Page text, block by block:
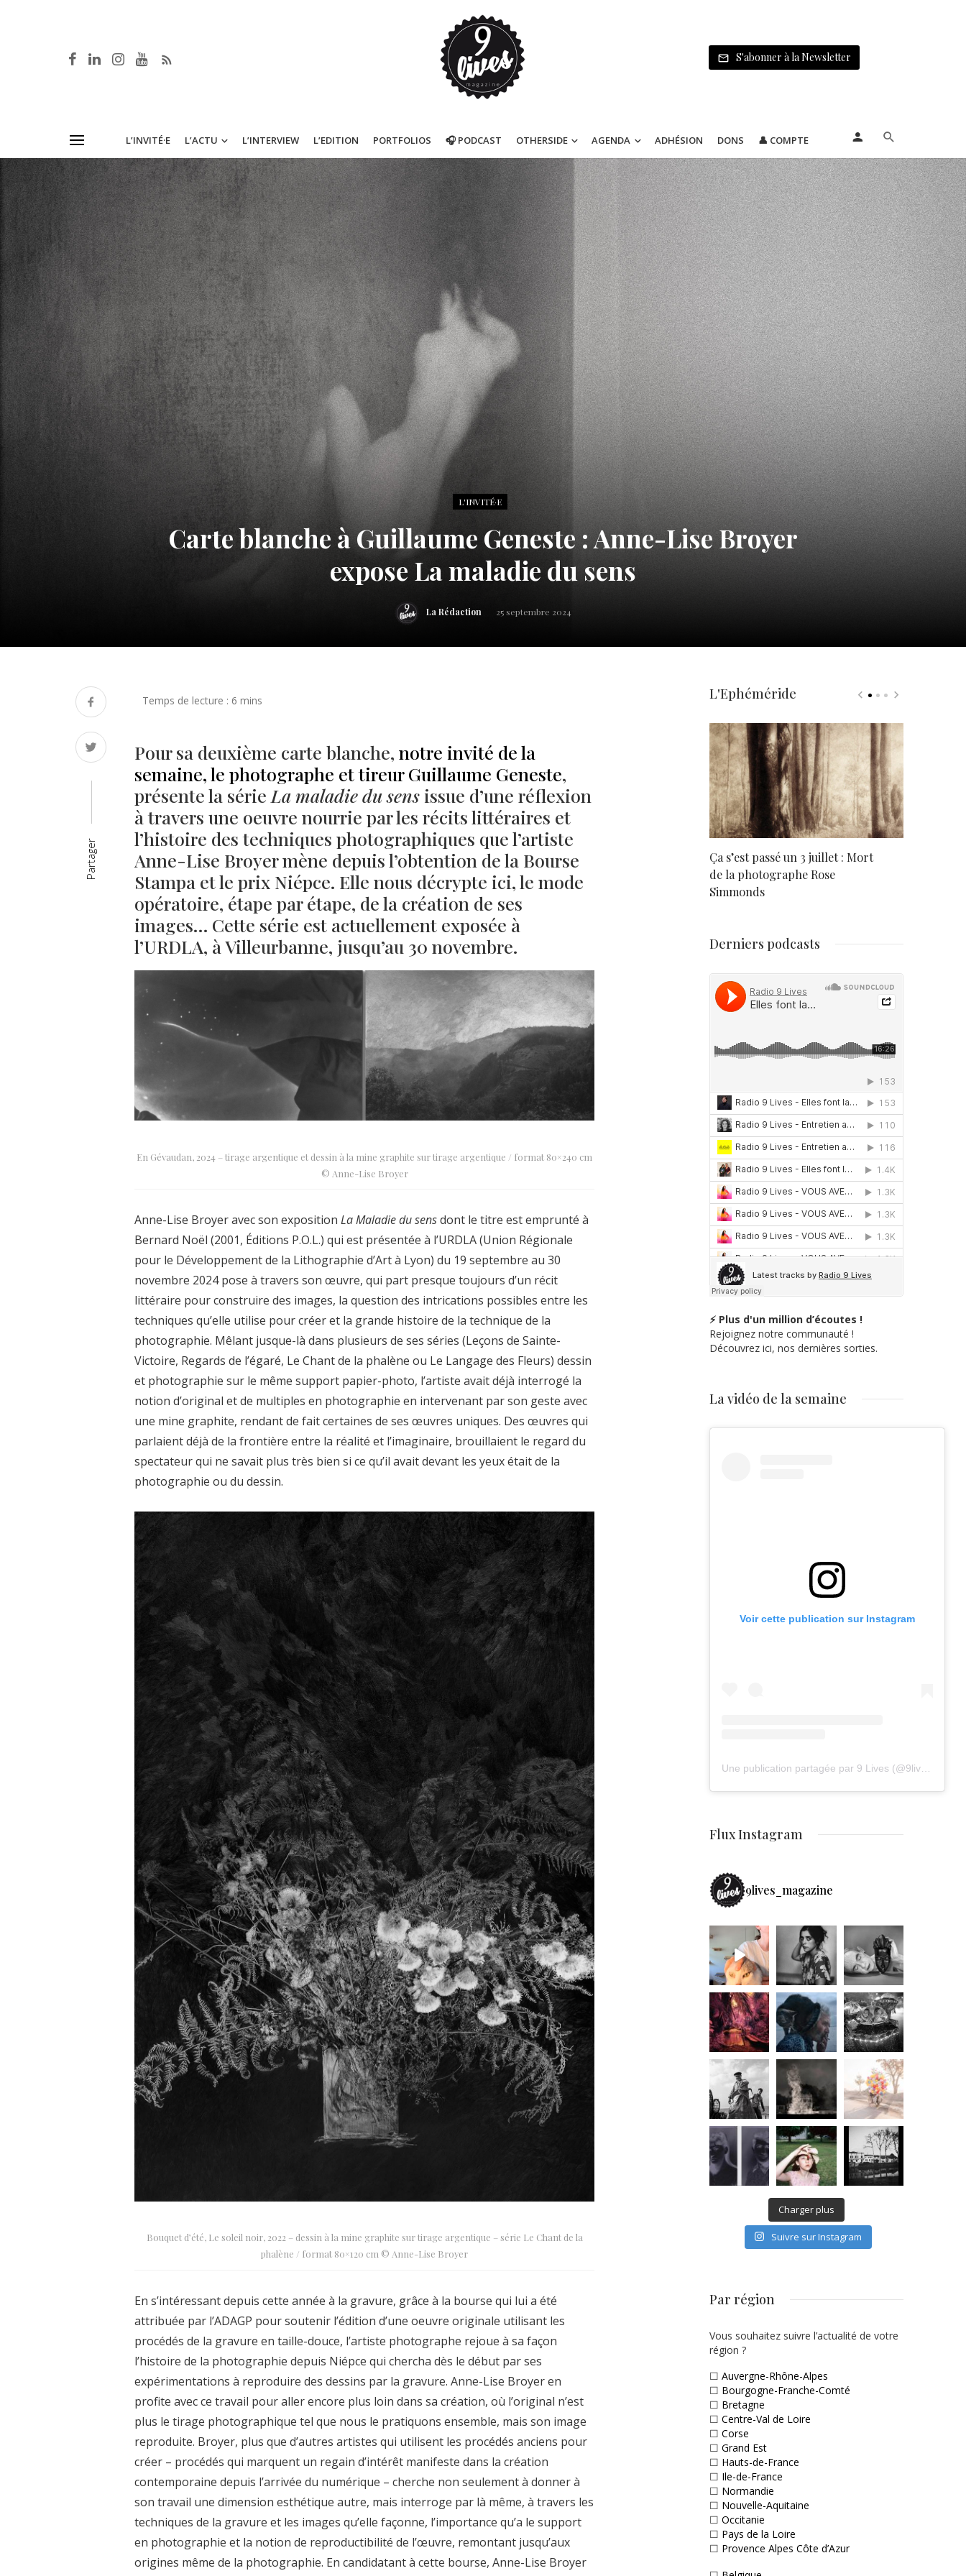
S'abonner à la Newsletter
L’INVITÉ·E L’ACTU L’INTERVIEW L’EDITION PORTFOLIOS 🎧 PODCAST OTHERSIDE AGENDA ADHÉSION DONS 👤 COMPTE
L'INVITÉ·E
Carte blanche à Guillaume Geneste : Anne-Lise Broyer
expose La maladie du sens
La Rédaction 25 septembre 2024
Partager
Pour sa deuxième carte blanche, notre invité de la
semaine, le photographe et tireur Guillaume Geneste,
présente la série La maladie du sens issue d’une réflexion
à travers une oeuvre nourrie par les récits littéraires et
l’histoire des techniques photographiques que l’artiste
Anne-Lise Broyer mène depuis l’obtention de la Bourse
Stampa et le prix Niépce. Elle nous décrypte ici, le mode
opératoire, étape par étape, de la création de ses
images… Cette série est actuellement exposée à
l’URDLA, à Villeurbanne, jusqu’au 30 novembre.
En Gévaudan, 2024 – tirage argentique et dessin à la mine graphite sur tirage argentique / format 80×240 cm
© Anne-Lise Broyer
Anne-Lise Broyer avec son exposition La Maladie du sensdont le titre est emprunté à
Bernard Noël (2001, Éditions P.O.L.) qui est présentée à l’URDLA (Union Régionale
pour le Développement de la Lithographie d’Art à Lyon) du 19 septembre au 30
novembre 2024 pose à travers son œuvre, qui part presque toujours d’un récit
littéraire pour construire des images, la question des intrications possibles entre les
techniques qu’elle utilise pour créer et la grande histoire de la technique de la
photographie. Mêlant jusque-là dans plusieurs de ses séries (Leçons de Sainte-
Victoire, Regards de l’égaré, Le Chant de la phalène ou Le Langage des Fleurs) dessin
et photographie sur le même support papier-photo, l’artiste avait déjà interrogé la
notion d’original et de multiples en photographie en intervenant par son geste avec
une mine graphite, rendant de fait certaines de ses œuvres uniques. Des œuvres qui
parlaient déjà de la frontière entre la réalité et l’imaginaire, brouillaient le regard du
spectateur qui ne savait plus très bien si ce qu’il avait devant les yeux était de la
photographie ou du dessin.
Bouquet d’été, Le soleil noir, 2022 – dessin à la mine graphite sur tirage argentique – série Le Chant de la
phalène / format 80×120 cm © Anne-Lise Broyer
En s’intéressant depuis cette année à la gravure, grâce à la bourse qui lui a été
attribuée par l’ADAGP pour soutenir l’édition d’une oeuvre originale utilisant les
procédés de la gravure en taille-douce, l’artiste photographe rejoue à sa façon
l’histoire de la photographie depuis Niépce qui chercha dès le début par ses
expérimentations à reproduire des dessins par la gravure. Anne-Lise Broyer en
profite avec ce travail pour aller encore plus loin dans sa création, où l’original n’est
plus le tirage photographique tel que nous le pratiquons ensemble, mais son image
reproduite. Broyer, plus que d’autres artistes qui utilisent les procédés anciens pour
créer – procédés qui marquent un regain d’intérêt manifeste dans la création
contemporaine depuis l’arrivée du numérique – cherche non seulement à donner à
son travail une dimension esthétique autre, mais interroge par là même, à travers les
techniques de la gravure et les images qu’elle façonne, l’importance qu’a le support
en photographie et la notion de reproductibilité de l’œuvre, remontant jusqu’aux
origines même de la photographie. En candidatant à cette bourse, Anne-Lise Broyer
L'Ephéméride
Né un 2 juillet : André Kertész
Né un 1er juillet : Léonard
Misonne
Ça s’est passé un 3 juillet : Mort
de la photographe Rose
Simmonds
Derniers podcasts
⚡ Plus d'un million d’écoutes !
Rejoignez notre communauté !
Découvrez ici, nos dernières sorties.
La vidéo de la semaine
Voir cette publication sur Instagram
Flux Instagram
9lives_magazine
Charger plus
Suivre sur Instagram
Par région
Vous souhaitez suivre l’actualité de votre
région ?
☐ Auvergne-Rhône-Alpes
☐ Bourgogne-Franche-Comté
☐ Bretagne
☐ Centre-Val de Loire
☐ Corse
☐ Grand Est
☐ Hauts-de-France
☐ Ile-de-France
☐ Normandie
☐ Nouvelle-Aquitaine
☐ Occitanie
☐ Pays de la Loire
☐ Provence Alpes Côte d’Azur